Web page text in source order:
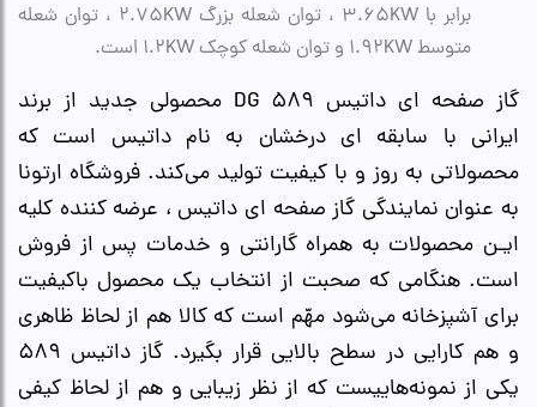
برابر با 3.65KW ، توان شعله بزرگ 2.75KW ، توان شعله
متوسط 1.92KW و توان شعله کوچک 1.2KW است.
گاز صفحه ای داتیس DG 589 محصولی جدید از برند
ایرانی با سابقه ای درخشان به نام داتیس است که
محصولاتی به روز و با کیفیت تولید می‌کند. فروشگاه ارتونا
به عنوان نمایندگی گاز صفحه ای داتیس ، عرضه کننده کلیه
ایـن محصولات به همراه گارانتی و خدمات پس از فروش
است. هنگامی که صحبت از انتخاب یک محصول باکیفیت
برای آشپزخانه می‌شود مهّم است که کالا هم از لحاظ ظاهری
و هم کارایی در سطح بالایی قرار بگیرد. گاز داتیس 589
یکی از نمونه‌هاییست که از نظر زیبایی و هم از لحاظ کیفی